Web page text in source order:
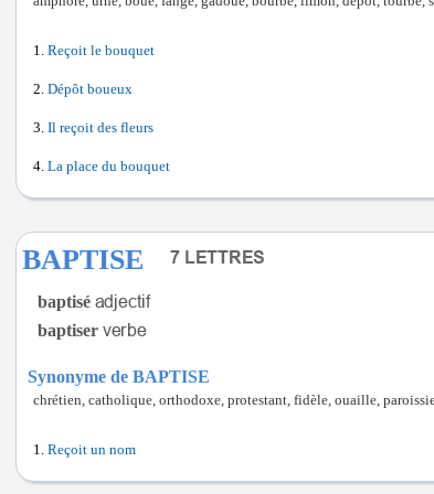
Reçoit le bouquet
Dépôt boueux
Il reçoit des fleurs
La place du bouquet
BAPTISE
baptisé
baptiser
Synonyme de BAPTISE
chrétien, catholique, orthodoxe, protestant, fidèle, ouaille,
Reçoit un nom